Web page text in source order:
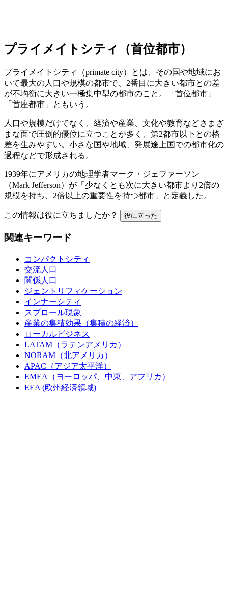
プライメイトシティ（首位都市）
プライメイトシティ（primate city）とは、その国や地域にお
いて最大の人口や規模の都市で、2番目に大きい都市との差
が不均衡に大きい一極集中型の都市のこと。「首位都市」
「首座都市」ともいう。
人口や規模だけでなく、経済や産業、文化や教育などさまざ
まな面で圧倒的優位に立つことが多く、第2都市以下との格
差を生みやすい。小さな国や地域、発展途上国での都市化の
過程などで形成される。
1939年にアメリカの地理学者マーク・ジェファーソン
（Mark Jefferson）が「少なくとも次に大きい都市より2倍の
規模を持ち、2倍以上の重要性を持つ都市」と定義した。
この情報は役に立ちましたか？ 役に立った
関連キーワード
コンパクトシティ
交流人口
関係人口
ジェントリフィケーション
インナーシティ
スプロール現象
産業の集積効果（集積の経済）
ローカルビジネス
LATAM（ラテンアメリカ）
NORAM（北アメリカ）
APAC（アジア太平洋）
EMEA（ヨーロッパ、中東、アフリカ）
EEA (欧州経済領域)